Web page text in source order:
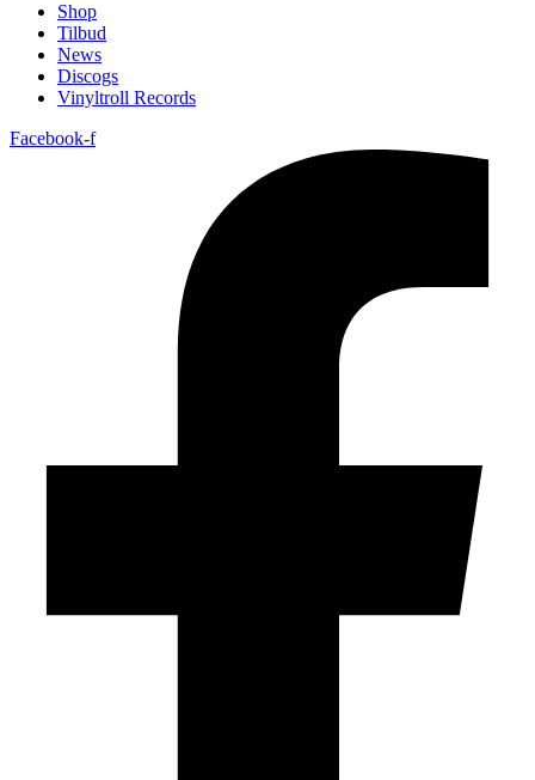
Shop
Tilbud
News
Discogs
Vinyltroll Records
Facebook-f